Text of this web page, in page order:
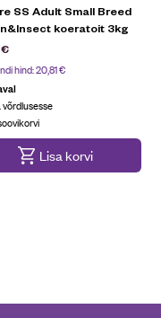
SS Adult Small Breed
koeratoit 3kg
€
hind:20,81€
võrdlusesse
Lisa korvi